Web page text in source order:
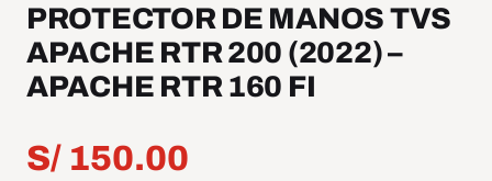
PROTECTOR DE MANOS TVS
APACHE RTR 200 (2022) –
APACHE RTR 160 FI
S/ 150.00